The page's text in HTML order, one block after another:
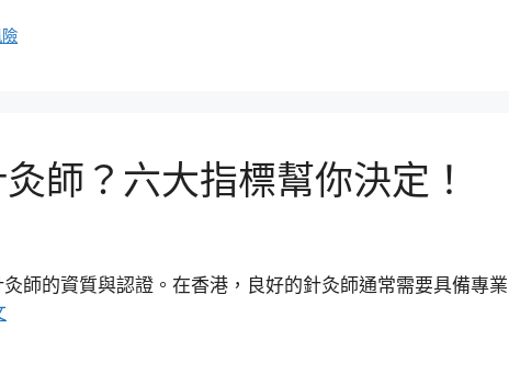
師？六大指標幫你決定！
師的資質與認證。在香港，良好的針灸師通常需要具備專業